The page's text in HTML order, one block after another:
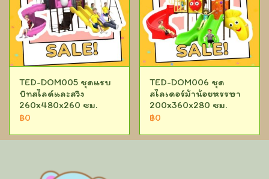
TED-DOM005 ชุดแรบ
บิทสไลด์และสวิง
260x480x260 ซม.
฿0
TED-DOM006 ชุด
สไลเดอร์ม้าน้อยหรรษา
200x360x280 ซม.
฿0